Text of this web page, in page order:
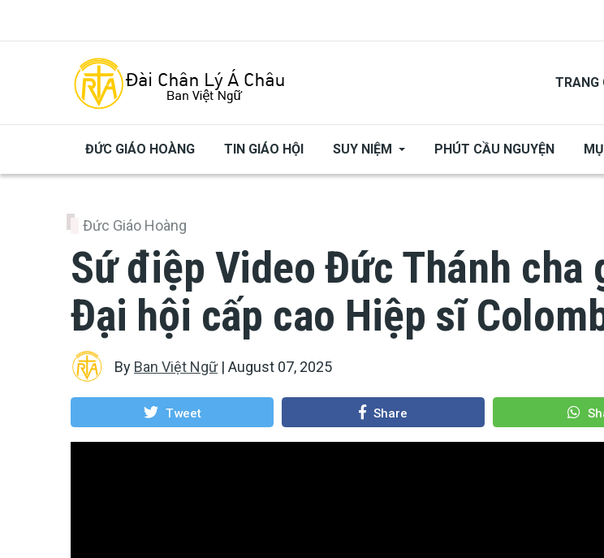
TRANG
ĐỨC GIÁO HOÀNG TIN GIÁO HỘI SUY NIỆM PHÚT CẦU NGUYỆN
Đức Giáo Hoàng
Sứ điệp Video Đức Thánh cha
Đại hội cấp cao Hiệp sĩ
By Ban Việt Ngữ| August 07, 2025
Tweet Share